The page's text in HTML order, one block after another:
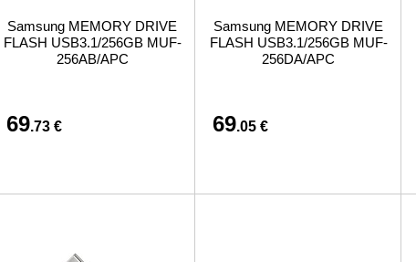
Samsung MEMORY DRIVE
FLASH USB3.1/256GB MUF-
256AB/APC
69.73 €
Samsung MEMORY DRIVE
FLASH USB3.1/256GB MUF-
256DA/APC
69.05 €